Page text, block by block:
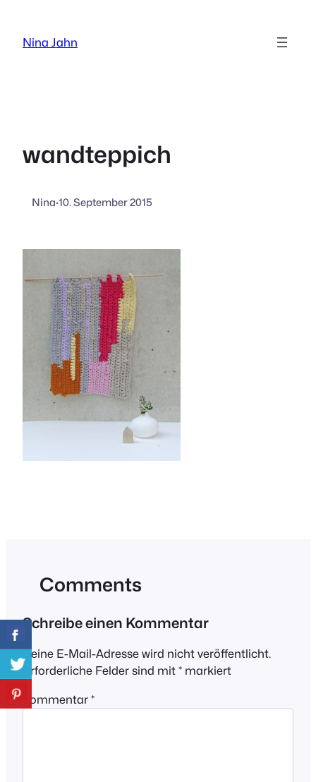
springen
Nina Jahn
wandteppich
Nina·10. September 2015
Comments
Schreibe einen Kommentar
Deine E-Mail-Adresse wird nicht veröffentlicht.
Erforderliche Felder sind mit * markiert
Kommentar *